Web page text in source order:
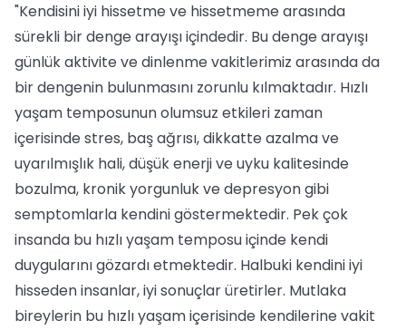
"Kendisini iyi hissetme ve hissetmeme arasında
sürekli bir denge arayışı içindedir. Bu denge arayışı
günlük aktivite ve dinlenme vakitlerimiz arasında da
bir dengenin bulunmasını zorunlu kılmaktadır. Hızlı
yaşam temposunun olumsuz etkileri zaman
içerisinde stres, baş ağrısı, dikkatte azalma ve
uyarılmışlık hali, düşük enerji ve uyku kalitesinde
bozulma, kronik yorgunluk ve depresyon gibi
semptomlarla kendini göstermektedir. Pek çok
insanda bu hızlı yaşam temposu içinde kendi
duygularını gözardı etmektedir. Halbuki kendini iyi
hisseden insanlar, iyi sonuçlar üretirler. Mutlaka
bireylerin bu hızlı yaşam içerisinde kendilerine vakit